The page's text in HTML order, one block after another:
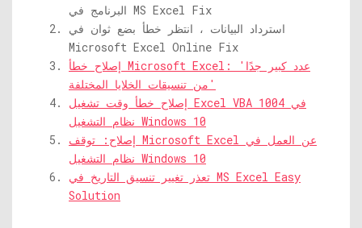
البرنامج في MS Excel Fix
استرداد البيانات ، انتظر خطأ بضع ثوان في
Microsoft Excel Online Fix
إصلاح خطأ Microsoft Excel: 'عدد كبير جدًا
من تنسيقات الخلايا المختلفة'
إصلاح خطأ وقت تشغيل Excel VBA 1004 في
نظام التشغيل Windows 10
إصلاح: توقف Microsoft Excel عن العمل في
نظام التشغيل Windows 10
تعذر تغيير تنسيق التاريخ في MS Excel Easy
Solution